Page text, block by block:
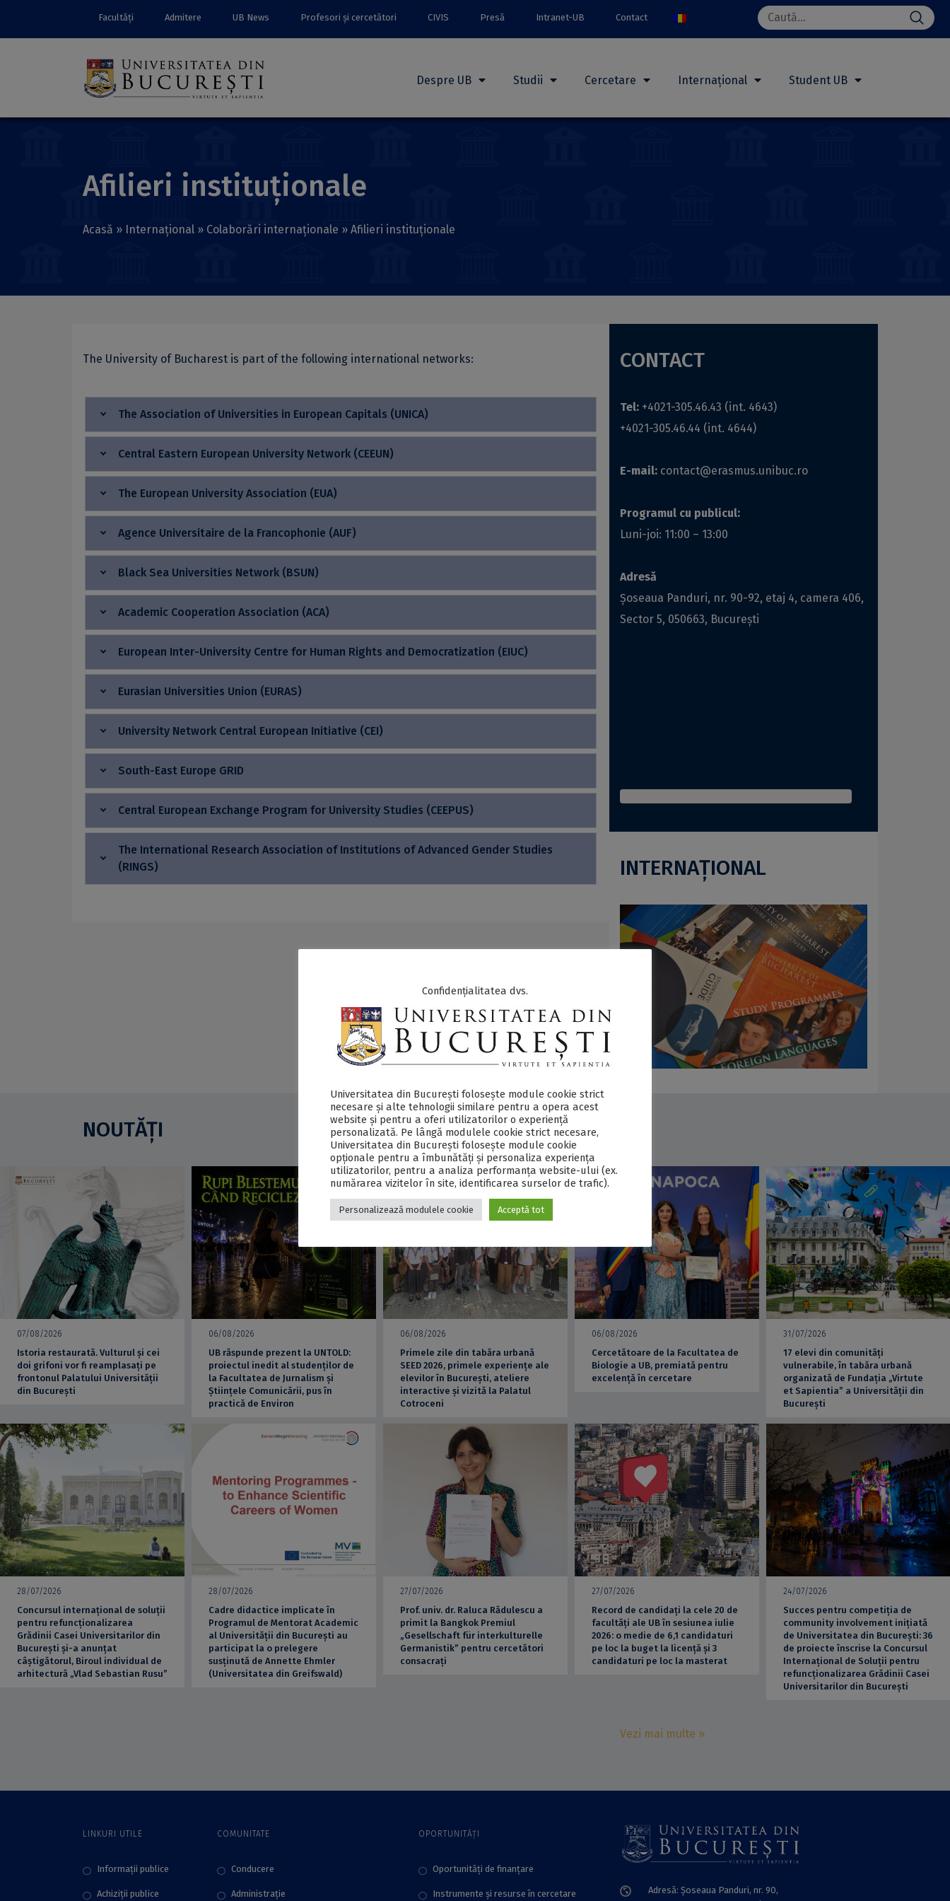
Facultăți Admitere UB News Profesori și cercetători CIVIS Presă Intranet-UB Contact
Search
for:
Despre UB Studii Cercetare Internațional Student UB
Afilieri instituționale
Acasă » Internațional » Colaborări internaționale » Afilieri instituționale
The University of Bucharest is part of the following international networks:
The Association of Universities in European Capitals (UNICA)
Central Eastern European University Network (CEEUN)
The European University Association (EUA)
Agence Universitaire de la Francophonie (AUF)
Black Sea Universities Network (BSUN)
Academic Cooperation Association (ACA)
European Inter-University Centre for Human Rights and Democratization (EIUC)
Eurasian Universities Union (EURAS)
University Network Central European Initiative (CEI)
South-East Europe GRID
Central European Exchange Program for University Studies (CEEPUS)
The International Research Association of Institutions of Advanced Gender Studies
(RINGS)
CONTACT
Tel: +4021-305.46.43 (int. 4643)
+4021-305.46.44 (int. 4644)
E-mail: contact@erasmus.unibuc.ro
Programul cu publicul:
Luni-joi: 11:00 – 13:00
Adresă
Șoseaua Panduri, nr. 90-92, etaj 4, camera 406,
Sector 5, 050663, Bucureşti
INTERNAŢIONAL
NOUTĂȚI
07/08/2026
Istoria restaurată. Vulturul și cei
doi grifoni vor fi reamplasați pe
frontonul Palatului Universității
din București
06/08/2026
UB răspunde prezent la UNTOLD:
proiectul inedit al studenților de
la Facultatea de Jurnalism și
Științele Comunicării, pus în
practică de Environ
06/08/2026
Primele zile din tabăra urbană
SEED 2026, primele experiențe ale
elevilor în București, ateliere
interactive și vizită la Palatul
Cotroceni
06/08/2026
Cercetătoare de la Facultatea de
Biologie a UB, premiată pentru
excelență în cercetare
31/07/2026
17 elevi din comunități
vulnerabile, în tabăra urbană
organizată de Fundația „Virtute
et Sapientia” a Universității din
București
28/07/2026
Concursul internațional de soluții
pentru refuncționalizarea
Grădinii Casei Universitarilor din
București și-a anunțat
câștigătorul, Biroul individual de
arhitectură „Vlad Sebastian Rusu”
28/07/2026
Cadre didactice implicate în
Programul de Mentorat Academic
al Universității din București au
participat la o prelegere
susținută de Annette Ehmler
(Universitatea din Greifswald)
27/07/2026
Prof. univ. dr. Raluca Rădulescu a
primit la Bangkok Premiul
„Gesellschaft für interkulturelle
Germanistik” pentru cercetători
consacrați
27/07/2026
Record de candidați la cele 20 de
facultăți ale UB în sesiunea iulie
2026: o medie de 6,1 candidaturi
pe loc la buget la licență și 3
candidaturi pe loc la masterat
24/07/2026
Succes pentru competiția de
community involvement inițiată
de Universitatea din București: 36
de proiecte înscrise la Concursul
Internațional de Soluții pentru
refuncționalizarea Grădinii Casei
Universitarilor din București
Vezi mai multe »
LINKURI UTILE
Informații publice
Achiziții publice
COMUNITATE
Conducere
Administraţie
OPORTUNITĂȚI
Oportunități de finanțare
Instrumente și resurse în cercetare
Adresă: Șoseaua Panduri, nr. 90,
Confidențialitatea dvs.
Universitatea din București folosește module cookie strict
necesare și alte tehnologii similare pentru a opera acest
website și pentru a oferi utilizatorilor o experiență
personalizată. Pe lângă modulele cookie strict necesare,
Universitatea din București folosește module cookie
opționale pentru a îmbunătăți și personaliza experiența
utilizatorilor, pentru a analiza performanța website-ului (ex.
numărarea vizitelor în site, identificarea surselor de trafic).
Personalizează modulele cookie Acceptă tot